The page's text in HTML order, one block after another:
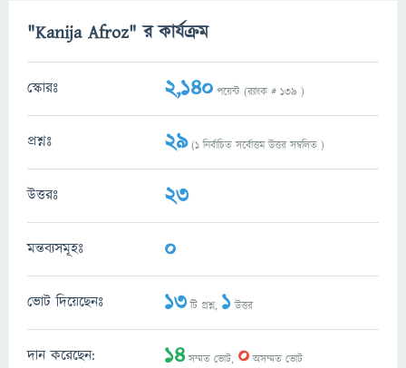
"Kanija Afroz" র কার্যক্রম
স্কোরঃ 2,140 পয়েন্ট (র‌্যাংক # 139 )
প্রশ্নঃ 29(1নির্বাচিত সর্বোত্তম উত্তর সম্বলিত )
উত্তরঃ 23
মন্তব্যসমূহঃ 0
ভোট দিয়েছেনঃ 13টি প্রশ্ন, 1উত্তর
দান করেছেন: 14সম্মত ভোট, 0অসম্মত ভোট